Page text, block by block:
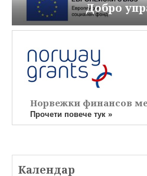
Добро
Норвежки финансов
Прочети повече тук »
Календар